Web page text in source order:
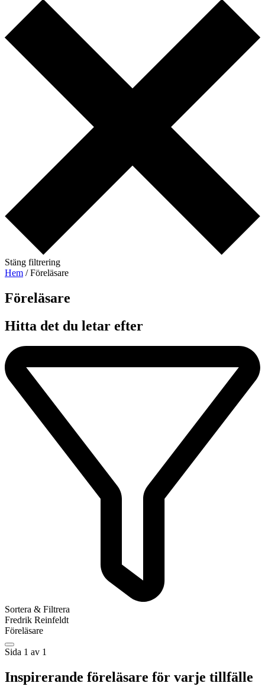
Stäng filtrering
Hem / Föreläsare
Föreläsare​
Hitta det du letar efter​
Sortera & Filtrera
Fredrik Reinfeldt
Föreläsare
Sida 1 av 1
Inspirerande föreläsare för varje tillfälle